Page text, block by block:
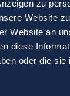
zu
Website
Website an
diese
oder die